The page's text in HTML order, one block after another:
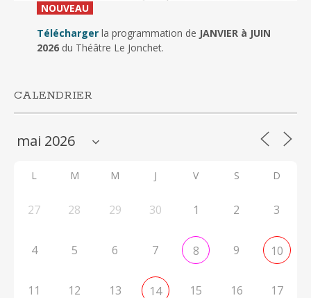
NOUVEAU_
Télécharger la programmation de JANVIER à JUIN
2026du Théâtre Le Jonchet.
CALENDRIER
L M M J V S D
27 28 29 30 1 2 3
4 5 6 7 8 9 10
11 12 13 14 15 16 17